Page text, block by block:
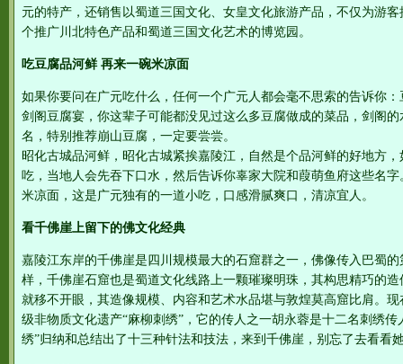
元的特产，还销售以蜀道三国文化、女皇文化旅游产品，不仅为游
个推广川北特色产品和蜀道三国文化艺术的博览园。
吃豆腐品河鲜 再来一碗米凉面
如果你要问在广元吃什么，任何一个广元人都会毫不思索的告诉你
剑阁豆腐宴，你这辈子可能都没见过这么多豆腐做成的菜品，剑阁
名，特别推荐崩山豆腐，一定要尝尝。
昭化古城品河鲜，昭化古城紧挨嘉陵江，自然是个品河鲜的好地方
吃，当地人会先吞下口水，然后告诉你辜家大院和葭萌鱼府这些名字
米凉面，这是广元独有的一道小吃，口感滑腻爽口，清凉宜人。
看千佛崖上留下的佛文化经典
嘉陵江东岸的千佛崖是四川规模最大的石窟群之一，佛像传入巴蜀
样，千佛崖石窟也是蜀道文化线路上一颗璀璨明珠，其构思精巧的
就移不开眼，其造像规模、内容和艺术水品堪与敦煌莫高窟比肩。
级非物质文化遗产“麻柳刺绣”，它的传人之一胡永蓉是十二名刺绣
绣”归纳和总结出了十三种针法和技法，来到千佛崖，别忘了去看看